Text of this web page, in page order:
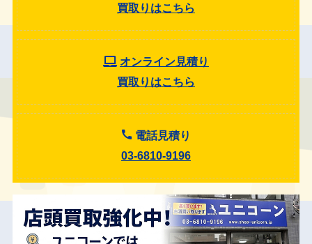
買取りはこちら
オンライン見積り
買取りはこちら
電話見積り
03-6810-9196